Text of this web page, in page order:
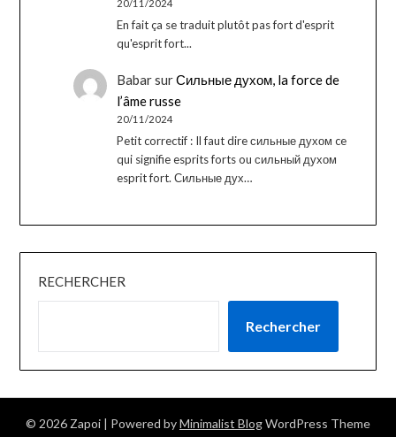
20/11/2024
En fait ça se traduit plutôt pas fort d'esprit
qu'esprit fort...
BabarsurСильные духом, la force de
l’âme russe
20/11/2024
Petit correctif : Il faut dire сильные духом ce
qui signifie esprits forts ou сильный духом
esprit fort. Сильные дух…
RECHERCHER
Rechercher
© 2026 Zapoi | Powered byMinimalist BlogWordPress Theme